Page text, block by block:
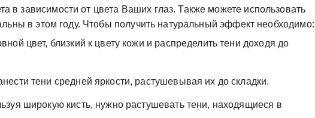
в зависимости от цвета Ваших глаз. Также можете использовать
в этом году. Чтобы получить натуральный эффект необходимо:
цвет, близкий к цвету кожи и распределить тени доходя до
тени средней яркости, растушевывая их до складки.
широкую кисть, нужно растушевать тени, находящиеся в